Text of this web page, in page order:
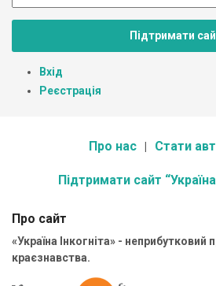
Підтримати
Вхід
Реєстрація
Про нас Стати
Підтримати сайт “Україна
Про сайт
«Україна Інкогніта» - неприбутковий
краєзнавства.